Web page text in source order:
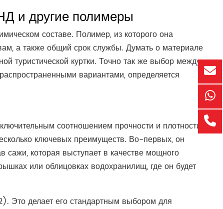
и другие полимеры
составе. Полимер, из которого она
а также общий срок службы. Думать о материале
туристической куртки. Точно так же выбор между
вариантами, определяется
соотношением прочности и плотности.
ключевых преимуществ. Во-первых, он
сажи, которая выступает в качестве мощного
или облицовках водохранилищ, где он будет
Это делает его стандартным выбором для